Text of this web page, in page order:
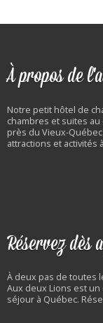
À propos de
Notre petit hôtel de
chambres et suites
près du Vieux-
attractions et activités
Réservez dès
À deux pas de toutes
Aux deux Lions est
séjour à Québec.